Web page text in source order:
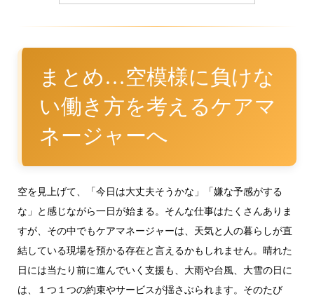
まとめ…空模様に負けな
い働き方を考えるケアマ
ネージャーへ
空を見上げて、「今日は大丈夫そうかな」「嫌な予感がする
な」と感じながら一日が始まる。そんな仕事はたくさんありま
すが、その中でもケアマネージャーは、天気と人の暮らしが直
結している現場を預かる存在と言えるかもしれません。晴れた
日には当たり前に進んでいく支援も、大雨や台風、大雪の日に
は、１つ１つの約束やサービスが揺さぶられます。そのたび